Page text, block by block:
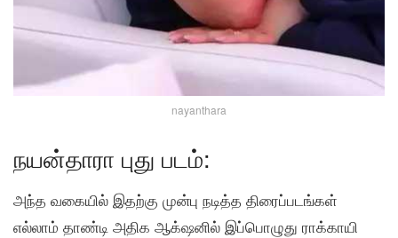
nayanthara
நயன்தாரா புது படம்:
அந்த வகையில் இதற்கு முன்பு நடித்த திரைப்படங்கள்
எல்லாம் தாண்டி அதிக ஆக்‌ஷனில் இப்பொழுது ராக்காயி